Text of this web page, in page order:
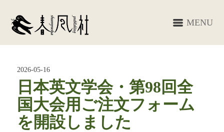
MENU
2026-05-16
日本英文学会・第98回全
国大会用ご注文フォーム
を開設しました